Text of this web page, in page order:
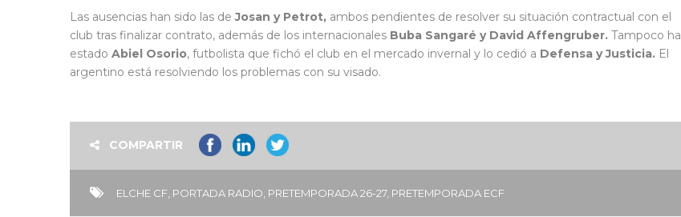
Las ausencias han sido las deJosan y Petrot, ambos pendientes de resolver su situación contractual con el
club tras finalizar contrato, además de los internacionales Buba Sangaré y David Affengruber. Tampoco ha
estado Abiel Osorio, futbolista que fichó el club en el mercado invernal y lo cedió a Defensa y Justicia. El
argentino está resolviendo los problemas con su visado.
COMPARTIR
ELCHE CF PORTADA RADIO PRETEMPORADA 26-27, PRETEMPORADA ECF